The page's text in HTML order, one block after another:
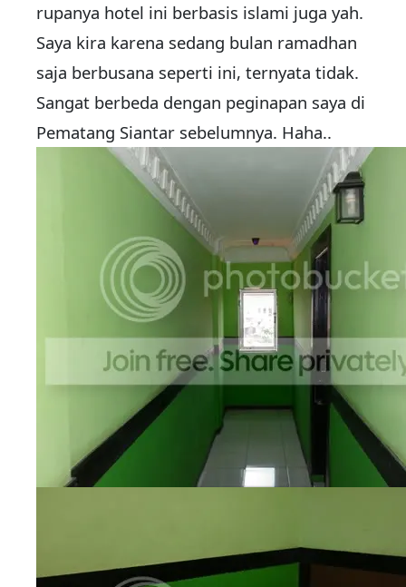
rupanya hotel ini berbasis islami juga yah.
Saya kira karena sedang bulan ramadhan
saja berbusana seperti ini, ternyata tidak.
Sangat berbeda dengan peginapan saya di
Pematang Siantar sebelumnya. Haha..